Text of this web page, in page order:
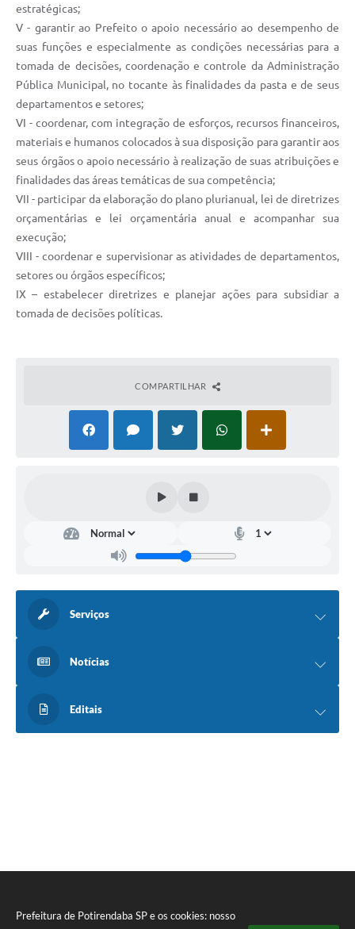
Prefeitura de Potirendaba SP e os cookies: nosso
estratégicas;
V - garantir ao Prefeito o apoio necessário ao desempenho de
suas funções e especialmente as condições necessárias para a
tomada de decisões, coordenação e controle da Administração
Pública Municipal, no tocante às finalidades da pasta e de seus
departamentos e setores;
VI - coordenar, com integração de esforços, recursos financeiros,
materiais e humanos colocados à sua disposição para garantir aos
seus órgãos o apoio necessário à realização de suas atribuições e
finalidades das áreas temáticas de sua competência;
VII - participar da elaboração do plano plurianual, lei de diretrizes
orçamentárias e lei orçamentária anual e acompanhar sua
execução;
VIII - coordenar e supervisionar as atividades de departamentos,
setores ou órgãos específicos;
IX – estabelecer diretrizes e planejar ações para subsidiar a
tomada de decisões políticas.
COMPARTILHAR
Serviços
Notícias
Editais